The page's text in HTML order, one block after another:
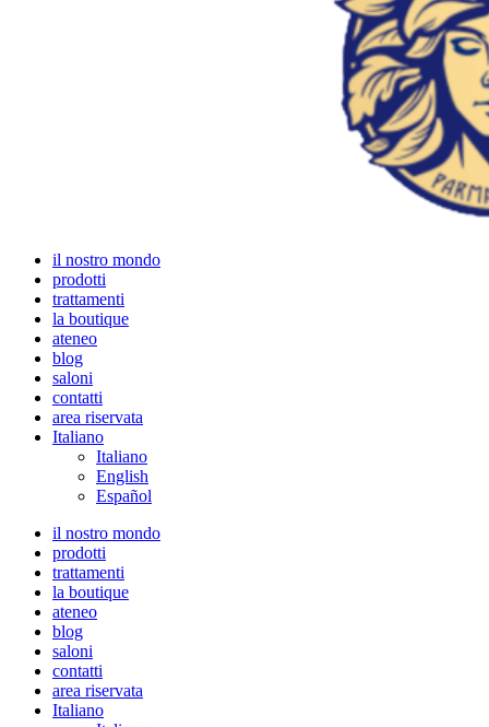
il nostro mondo
prodotti
trattamenti
la boutique
ateneo
blog
saloni
contatti
area riservata
Italiano
Italiano
English
Español
il nostro mondo
prodotti
trattamenti
la boutique
ateneo
blog
saloni
contatti
area riservata
Italiano